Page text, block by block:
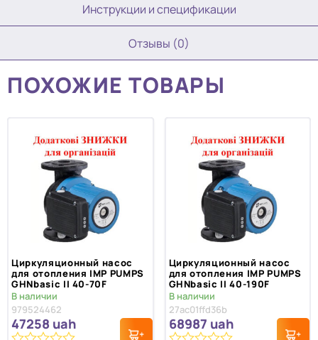
Инструкции и спецификации
Отзывы (0)
ПОХОЖИЕ ТОВАРЫ
Циркуляционный насос
для отопления IMP PUMPS
GHNbasic II 40-70F
В наличии
979524462
47258 uah
Циркуляционный насос
для отопления IMP PUMPS
GHNbasic II 40-190F
В наличии
27ac01ffd36b
68987 uah